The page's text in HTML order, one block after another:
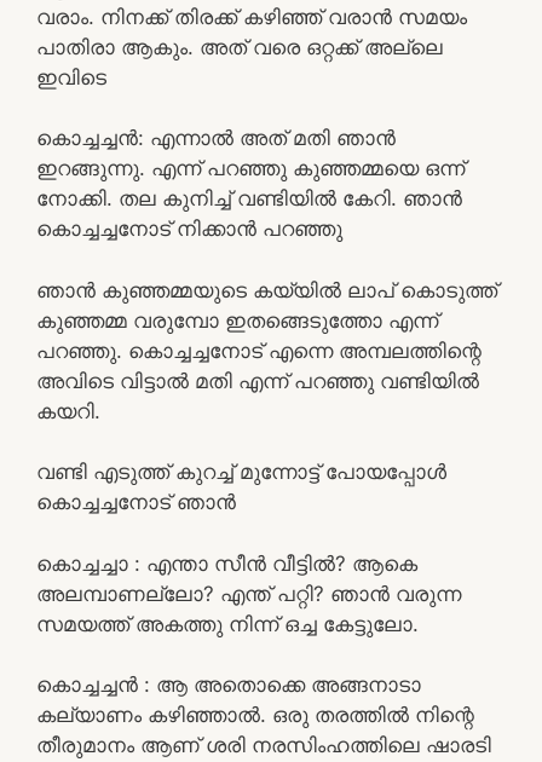
വരാം. നിനക്ക് തിരക്ക് കഴിഞ്ഞ് വരാൻ സമയം
പാതിരാ ആകും. അത് വരെ ഒറ്റക്ക് അല്ലെ
ഇവിടെ
കൊച്ചച്ചൻ: എന്നാൽ അത് മതി ഞാൻ
ഇറങ്ങുന്നു. എന്ന് പറഞ്ഞു കുഞ്ഞമ്മയെ ഒന്ന്
നോക്കി. തല കുനിച്ച് വണ്ടിയിൽ കേറി. ഞാൻ
കൊച്ചച്ചനോട്‌ നിക്കാൻ പറഞ്ഞു
ഞാൻ കുഞ്ഞമ്മയുടെ കയ്യിൽ ലാപ് കൊടുത്ത്
കുഞ്ഞമ്മ വരുമ്പോ ഇതങ്ങെടുത്തോ എന്ന്
പറഞ്ഞു. കൊച്ചച്ചനോട് എന്നെ അമ്പലത്തിന്റെ
അവിടെ വിട്ടാൽ മതി എന്ന് പറഞ്ഞു വണ്ടിയിൽ
കയറി.
വണ്ടി എടുത്ത് കുറച്ച് മുന്നോട്ട് പോയപ്പോൾ
കൊച്ചച്ചനോട് ഞാൻ
കൊച്ചച്ചാ : എന്താ സീൻ വീട്ടിൽ? ആകെ
അലമ്പാണല്ലോ? എന്ത് പറ്റി? ഞാൻ വരുന്ന
സമയത്ത് അകത്തു നിന്ന് ഒച്ച കേട്ടുലോ.
കൊച്ചച്ചൻ : ആ അതൊക്കെ അങ്ങനാടാ
കല്യാണം കഴിഞ്ഞാൽ. ഒരു തരത്തിൽ നിന്റെ
തീരുമാനം ആണ് ശരി നരസിംഹത്തിലെ ഷാരടി